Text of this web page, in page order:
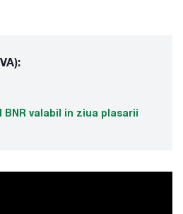
valabil in ziua plasarii